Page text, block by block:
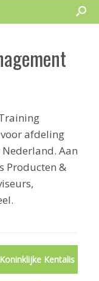
afdeling
Aan
Producten &
Kentalis